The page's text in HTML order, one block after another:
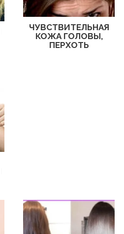
ЧУВСТВИТЕЛЬНАЯ
КОЖА ГОЛОВЫ,
ПЕРХОТЬ